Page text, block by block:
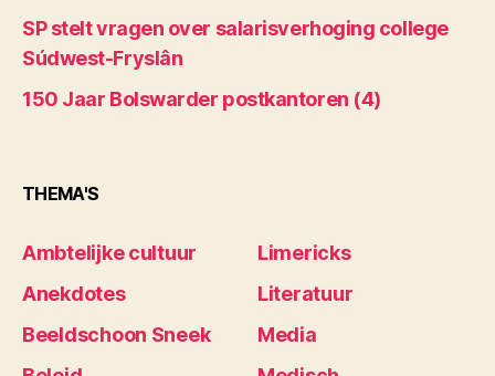
SP stelt vragen over salarisverhoging college
Súdwest-Fryslân
150 Jaar Bolswarder postkantoren (4)
THEMA'S
Ambtelijke cultuur
Anekdotes
Beeldschoon Sneek
Limericks
Literatuur
Media